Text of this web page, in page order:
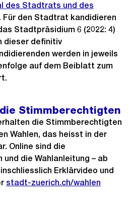
Link:
des Stadtrats und des
. Für den Stadtrat kandidieren
Stadtpräsidium 6 (2022: 4)
dieser definitiv
werden in jeweils
auf dem Beiblatt zum
Stimmberechtigten
die Stimmberechtigten
Wahlen, das heisst in der
Online sind die
die Wahlanleitung – ab
Erklärvideo und
stadt-zuerich.ch/wahlen